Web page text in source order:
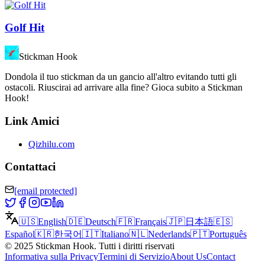
Golf Hit
Stickman Hook
Dondola il tuo stickman da un gancio all'altro evitando tutti gli
ostacoli. Riuscirai ad arrivare alla fine? Gioca subito a Stickman
Hook!
Link Amici
Qizhilu.com
Contattaci
[email protected]
🇺🇸English🇩🇪Deutsch🇫🇷Français🇯🇵日本語🇪🇸
Español🇰🇷한국어🇮🇹Italiano🇳🇱Nederlands🇵🇹Português
© 2025 Stickman Hook. Tutti i diritti riservati
Informativa sulla PrivacyTermini di ServizioAbout UsContact